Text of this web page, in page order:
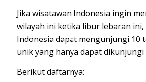
Jika wisatawan Indonesia ingin
wilayah ini ketika libur lebaran ini,
Indonesia dapat mengunjungi 10
unik yang hanya dapat dikunjungi
Berikut daftarnya: